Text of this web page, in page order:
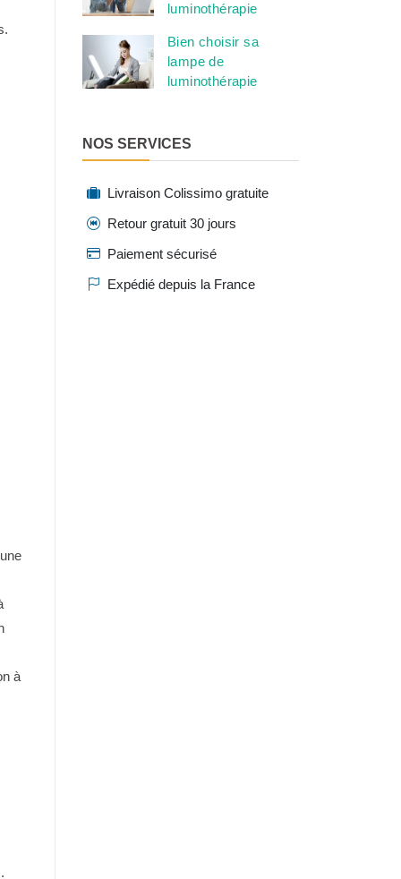
à
luminothérapie
Bien choisir sa
lampe de
luminothérapie
NOS SERVICES
Livraison Colissimo gratuite
Retour gratuit 30 jours
Paiement sécurisé
Expédié depuis la France